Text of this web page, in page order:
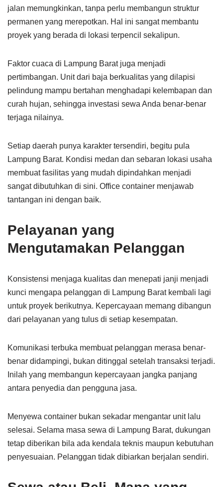
jalan memungkinkan, tanpa perlu membangun struktur
permanen yang merepotkan. Hal ini sangat membantu
proyek yang berada di lokasi terpencil sekalipun.
Faktor cuaca di Lampung Barat juga menjadi
pertimbangan. Unit dari baja berkualitas yang dilapisi
pelindung mampu bertahan menghadapi kelembapan dan
curah hujan, sehingga investasi sewa Anda benar-benar
terjaga nilainya.
Setiap daerah punya karakter tersendiri, begitu pula
Lampung Barat. Kondisi medan dan sebaran lokasi usaha
membuat fasilitas yang mudah dipindahkan menjadi
sangat dibutuhkan di sini. Office container menjawab
tantangan ini dengan baik.
Pelayanan yang
Mengutamakan Pelanggan
Konsistensi menjaga kualitas dan menepati janji menjadi
kunci mengapa pelanggan di Lampung Barat kembali lagi
untuk proyek berikutnya. Kepercayaan memang dibangun
dari pelayanan yang tulus di setiap kesempatan.
Komunikasi terbuka membuat pelanggan merasa benar-
benar didampingi, bukan ditinggal setelah transaksi terjadi.
Inilah yang membangun kepercayaan jangka panjang
antara penyedia dan pengguna jasa.
Menyewa container bukan sekadar mengantar unit lalu
selesai. Selama masa sewa di Lampung Barat, dukungan
tetap diberikan bila ada kendala teknis maupun kebutuhan
penyesuaian. Pelanggan tidak dibiarkan berjalan sendiri.